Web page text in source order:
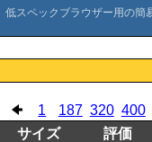
1 187 320 400
サイズ 評価